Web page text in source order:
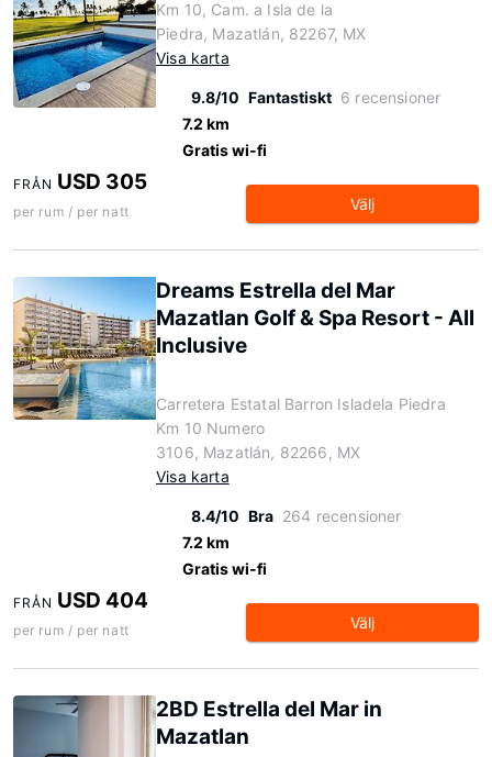
Km 10, Cam. a Isla de la
Piedra, Mazatlán, 82267, MX
Visa karta
9.8/10 Fantastiskt 6 recensioner
7.2 km
Gratis wi-fi
FRÅN USD 305
per rum / per natt Välj
Dreams Estrella del Mar
Mazatlan Golf & Spa Resort - All
Inclusive
Carretera Estatal Barron Isladela Piedra
Km 10 Numero
3106, Mazatlán, 82266, MX
Visa karta
8.4/10 Bra 264 recensioner
7.2 km
Gratis wi-fi
FRÅN USD 404
per rum / per natt Välj
2BD Estrella del Mar in
Mazatlan